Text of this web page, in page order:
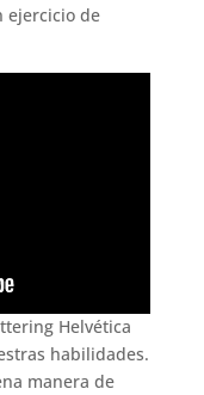
ejercicio de
Helvética
habilidades.
manera de